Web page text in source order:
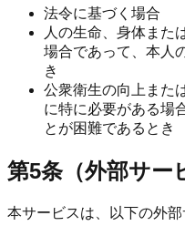
法令に基づく場合
人の生命、身体また
場合であって、本人
き
公衆衛生の向上また
に特に必要がある場
とが困難であるとき
第5条（外部サー
本サービスは、以下の外